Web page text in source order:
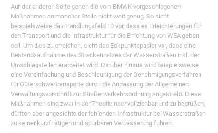
Auf der anderen Seite gehen die vom BMWK vorgeschlagenen
Maßnahmen an mancher Stelle nicht weit genug. So sieht
beispielsweise das Handlungsfeld 10 vor, dass es Erleichterungen für
den Transport und die Infrastruktur für die Errichtung von WEA geben
soll. Um dies zu erreichen, sieht das Eckpunktepapier vor, dass eine
Bestandsaufnahme des Streckennetzes der Wasserstraßen inkl. der
Umschlagstellen erarbeitet wird. Darüber hinaus wird beispielsweise
eine Vereinfachung und Beschleunigung der Genehmigungsverfahren
für Güterschwertransporte durch die Anpassung der Allgemeinen
Verwaltungsvorschrift zur Straßenverkehrsordnung angestrebt. Diese
Maßnahmen sind zwar in der Theorie nachvollziehbar und zu begrüßen,
dürften aber angesichts der fehlenden Infrastruktur bei Wasserstraßen
zu keiner kurzfristigen und spürbaren Verbesserung führen.